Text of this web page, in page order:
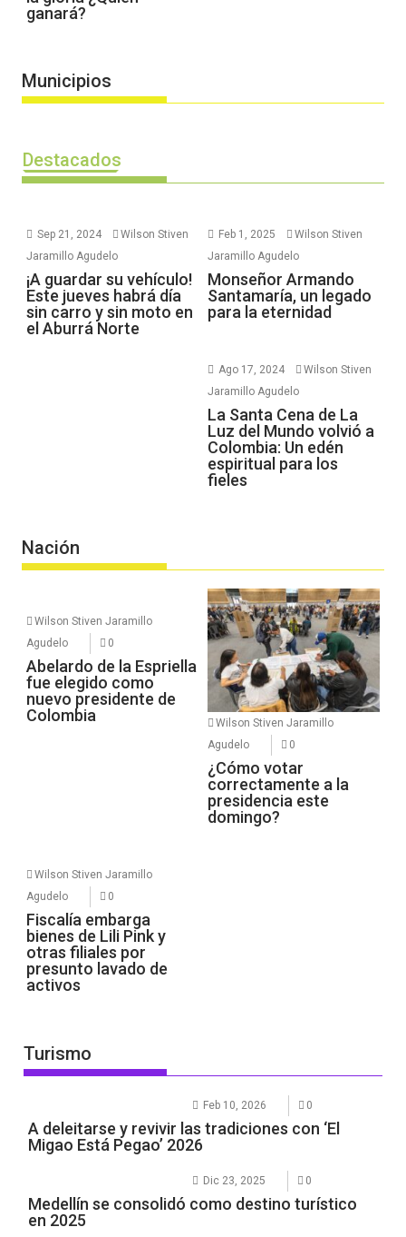
ganará?
Municipios
Destacados
Sep 21, 2024
Wilson Stiven
Jaramillo Agudelo
¡A guardar su vehículo!
Este jueves habrá día
sin carro y sin moto en
el Aburrá Norte
Feb 1, 2025
Wilson Stiven
Jaramillo Agudelo
Monseñor Armando
Santamaría, un legado
para la eternidad
Ago 17, 2024
Wilson Stiven
Jaramillo Agudelo
La Santa Cena de La
Luz del Mundo volvió a
Colombia: Un edén
espiritual para los
fieles
Nación
Wilson Stiven Jaramillo
Agudelo
0
Abelardo de la Espriella
fue elegido como
nuevo presidente de
Colombia
Wilson Stiven Jaramillo
Agudelo
0
¿Cómo votar
correctamente a la
presidencia este
domingo?
Wilson Stiven Jaramillo
Agudelo
0
Fiscalía embarga
bienes de Lili Pink y
otras filiales por
presunto lavado de
activos
Turismo
Feb 10, 2026 0
A deleitarse y revivir las tradiciones con ‘El
Migao Está Pegao’ 2026
Dic 23, 2025 0
Medellín se consolidó como destino turístico
en 2025